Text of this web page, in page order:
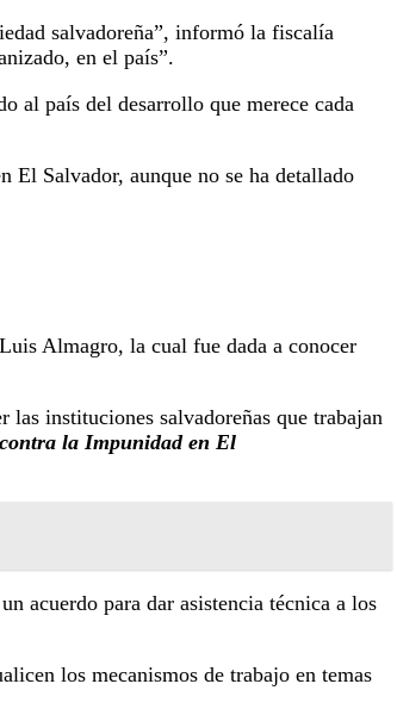
salvadoreña”, informó la fiscalía
en el país”.
al país del desarrollo que merece cada
El Salvador, aunque no se ha detallado
Almagro, la cual fue dada a conocer
instituciones salvadoreñas que trabajan
la Impunidad en El
acuerdo para dar asistencia técnica a los
los mecanismos de trabajo en temas